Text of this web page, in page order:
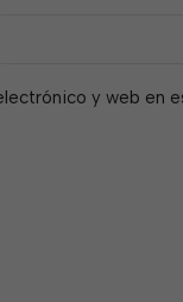
y web en